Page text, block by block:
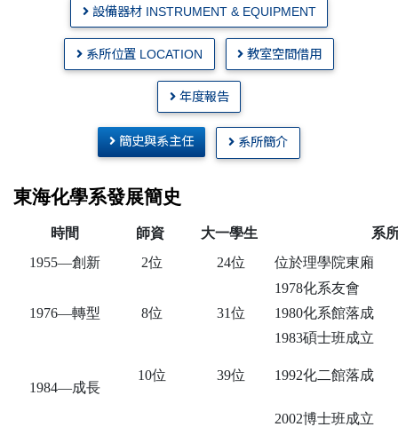
設備器材 INSTRUMENT & EQUIPMENT
系所位置 LOCATION 教室空間借用
年度報告
簡史與系主任 系所簡介
東海化學系發展簡史
時間 師資 大一學生 系
1955—創新 2位 24位 位於理學院東廂
1976—轉型 8位 31位
1978化系友會
1980化系館落成
1983碩士班成立
1984—成長
10位 39位 1992化二館落成
2002博士班成立